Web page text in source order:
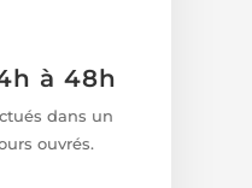
à 48h
dans un
ouvrés.